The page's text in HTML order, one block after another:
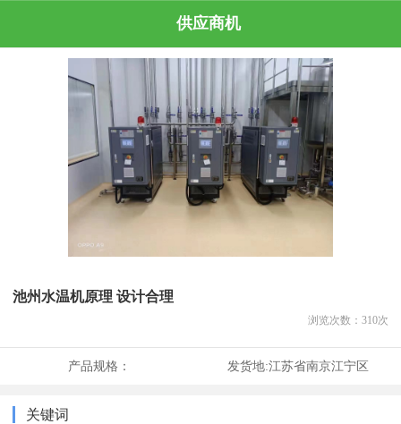
供应商机
池州水温机原理 设计合理
浏览次数： 310次
产品规格： 发货地:江苏省南京江宁区
关键词